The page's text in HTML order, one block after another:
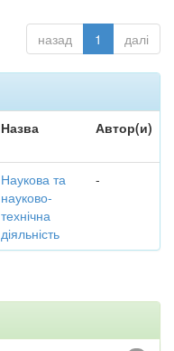
назад 1 далі
Назва Автор(и)
Наукова та
науково-
технічна
діяльність
-